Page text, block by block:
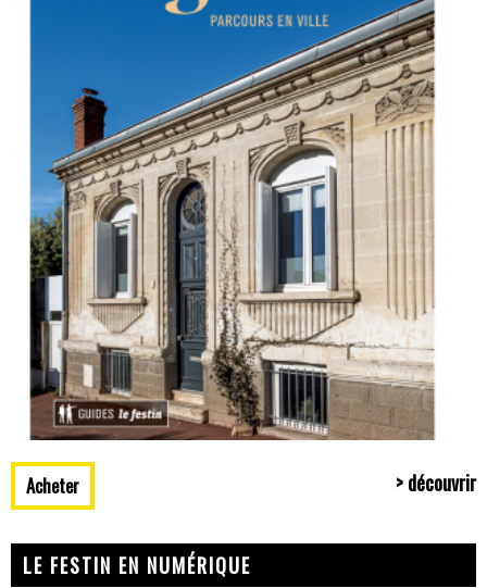
Acheter > découvrir
LE FESTIN EN NUMÉRIQUE